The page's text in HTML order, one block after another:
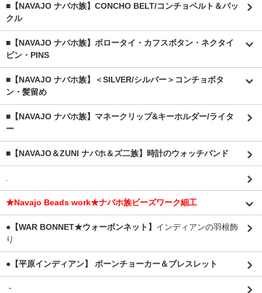
■【NAVAJO ナバホ族】CONCHO BELT/コンチョベルト＆バッ
クル
■【NAVAJO ナバホ族】ボロータイ・カフスボタン・ネクタイ
ピン・PINS
■【NAVAJO ナバホ族】＜SILVER/シルバー＞コンチョボタ
ン・髪留め
■【NAVAJO ナバホ族】マネークリップ&キーホルダー/ライタ
ー
■【NAVAJO＆ZUNI ナバホ＆ズ二族】時計のウォッチバンド
.
★Navajo Beads work★ナバホ族ビーズワーク細工
●【WAR BONNET★ウォーボンネット】 インディアンの羽根飾
り
●【平原インディアン】 ボーンチョーカー＆ブレスレット
・